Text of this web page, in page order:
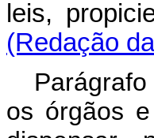
leis,
(Redação
os órgãos